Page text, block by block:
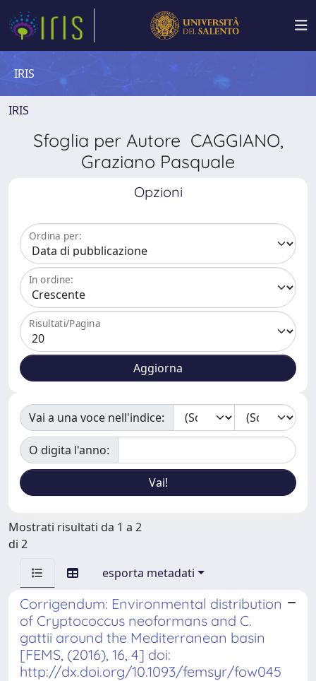
IRIS
IRIS
Sfoglia per Autore CAGGIANO,
Graziano Pasquale
Opzioni
Ordina per:
In ordine:
Risultati/Pagina
Vai a una voce nell'indice:
O digita l'anno:
Mostrati risultati da 1 a 2
di 2
esporta metadati
Corrigendum: Environmental distribution
of Cryptococcus neoformans and C.
gattii around the Mediterranean basin
[FEMS, (2016), 16, 4] doi:
http://dx.doi.org/10.1093/femsyr/fow045